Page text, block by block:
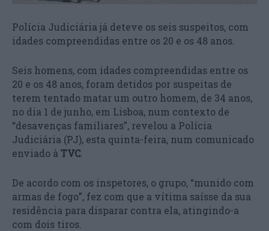
Polícia Judiciária já deteve os seis suspeitos, com
idades compreendidas entre os 20 e os 48 anos.
Seis homens, com idades compreendidas entre os
20 e os 48 anos, foram detidos por suspeitas de
terem tentado matar um outro homem, de 34 anos,
no dia 1 de junho, em Lisboa, num contexto de
“desavenças familiares”, revelou a Polícia
Judiciária (PJ), esta quinta-feira, num comunicado
enviado à TVC
De acordo com os inspetores, o grupo, “munido com
armas de fogo”, fez com que a vítima saísse da sua
residência para disparar contra ela, atingindo-a
com dois tiros.